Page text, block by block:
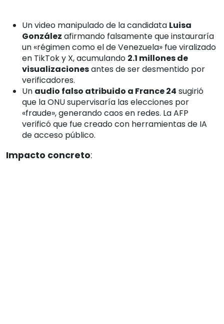
Un video manipulado de la candidata Luisa
González afirmando falsamente que instauraría
un «régimen como el de Venezuela» fue viralizado
en TikTok y X, acumulando 2.1 millones de
visualizacionesantes de ser desmentido por
verificadores.
Un audio falso atribuido a France 24 sugirió
que la ONU supervisaría las elecciones por
«fraude», generando caos en redes. La AFP
verificó que fue creado con herramientas de IA
de acceso público.
Impacto concreto: